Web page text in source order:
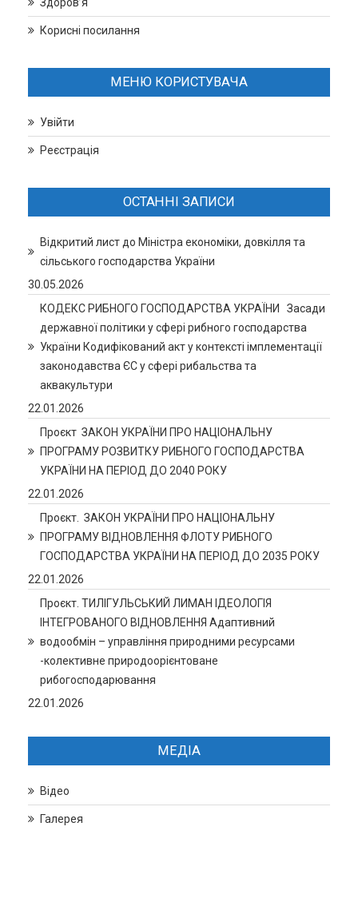
Корисні посилання
МЕНЮ КОРИСТУВАЧА
Увійти
Реєстрація
ОСТАННІ ЗАПИСИ
Відкритий лист до Міністра економіки, довкілля та
сільського господарства України
30.05.2026
КОДЕКС РИБНОГО ГОСПОДАРСТВА УКРАЇНИ Засади
державної політики у сфері рибного господарства
України Кодифікований акт у контексті імплементації
законодавства ЄС у сфері рибальства та
аквакультури
22.01.2026
Проєкт ЗАКОН УКРАЇНИ ПРО НАЦІОНАЛЬНУ
ПРОГРАМУ РОЗВИТКУ РИБНОГО ГОСПОДАРСТВА
УКРАЇНИ НА ПЕРІОД ДО 2040 РОКУ
22.01.2026
Проєкт. ЗАКОН УКРАЇНИ ПРО НАЦІОНАЛЬНУ
ПРОГРАМУ ВІДНОВЛЕННЯ ФЛОТУ РИБНОГО
ГОСПОДАРСТВА УКРАЇНИ НА ПЕРІОД ДО 2035 РОКУ
22.01.2026
Проєкт. ТИЛІГУЛЬСЬКИЙ ЛИМАН ІДЕОЛОГІЯ
ІНТЕГРОВАНОГО ВІДНОВЛЕННЯ Адаптивний
водообмін – управління природними ресурсами
-колективне природоорієнтоване
рибогосподарювання
22.01.2026
МЕДІА
Відео
Галерея